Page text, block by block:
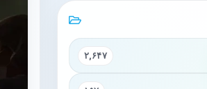
۲,۶۴۷